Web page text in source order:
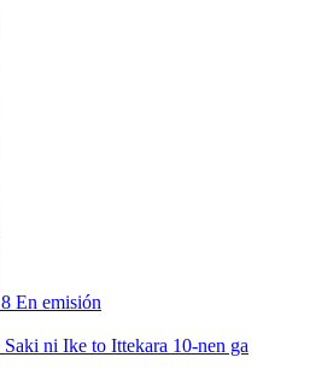
8 En emisión